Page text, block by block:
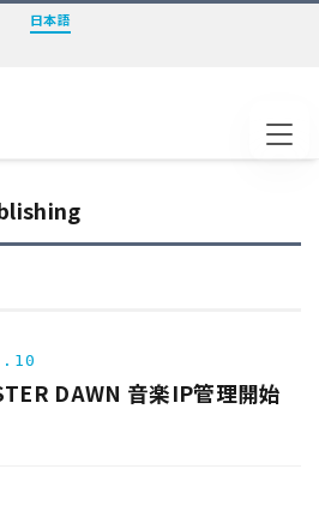
日本語
DAWN 音楽IP管理開始